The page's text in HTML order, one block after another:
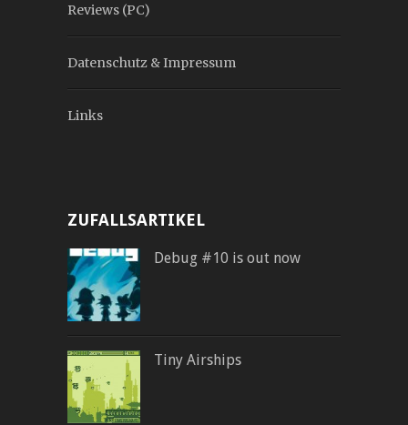
Reviews (PC)
Datenschutz & Impressum
Links
ZUFALLSARTIKEL
Debug #10 is out now
Tiny Airships